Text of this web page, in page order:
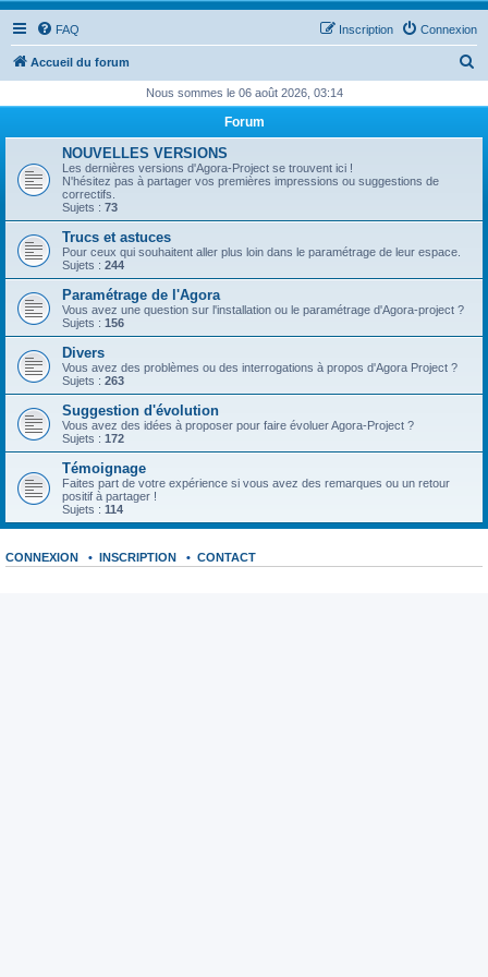
FAQ Connexion
Inscription
Accueil du forum
h
c
Nous sommes le 06 août 2026, 03:14
Forum
NOUVELLES VERSIONS
Les dernières versions d'Agora-Project se trouvent ici !
N'hésitez pas à partager vos premières impressions ou suggestions de
correctifs.
Sujets : 73
Trucs et astuces
Pour ceux qui souhaitent aller plus loin dans le paramétrage de leur espace.
Sujets : 244
Paramétrage de l'Agora
Vous avez une question sur l'installation ou le paramétrage d'Agora-project ?
Sujets : 156
Divers
Vous avez des problèmes ou des interrogations à propos d'Agora Project ?
Sujets : 263
Suggestion d'évolution
Vous avez des idées à proposer pour faire évoluer Agora-Project ?
Sujets : 172
Témoignage
Faites part de votre expérience si vous avez des remarques ou un retour
positif à partager !
Sujets : 114
CONNEXION • INSCRIPTION • CONTACT